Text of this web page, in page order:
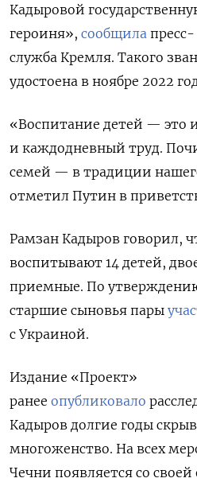
Кадыровой
героиня», сообщила пресс-
служба Кремля. Такого
удостоена в ноябре 2022
«Воспитание детей — это
и каждодневный труд.
семей — в традиции
отметил Путин в
Рамзан Кадыров говорил,
воспитывают 14 детей,
приемные. По
старшие сыновья пары
с Украиной.
Издание «Проект»
ранее опубликовало
Кадыров долгие годы
многоженство. На всех
Чечни появляется со